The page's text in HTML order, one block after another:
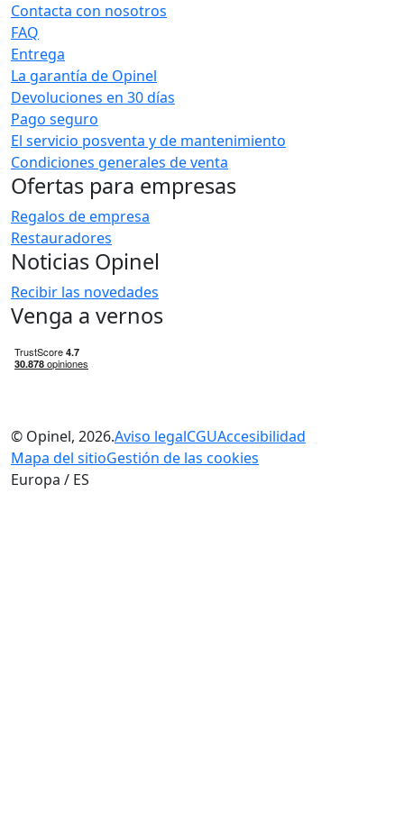
Contacta con nosotros
FAQ
Entrega
La garantía de Opinel
Devoluciones en 30 días
Pago seguro
El servicio posventa y de mantenimiento
Condiciones generales de venta
Ofertas para empresas
Regalos de empresa
Restauradores
Noticias Opinel
Recibir las novedades
Venga a vernos
© Opinel, 2026.Aviso legalCGUAccesibilidad
Mapa del sitioGestión de las cookies
Europa / ES